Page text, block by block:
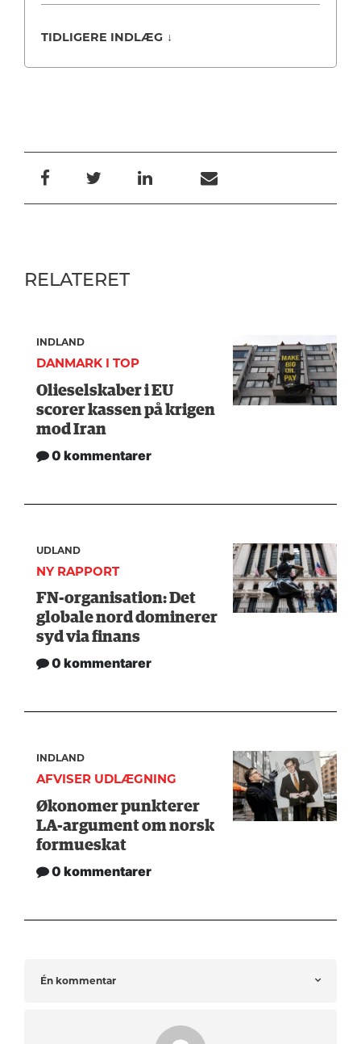
TIDLIGERE INDLÆG ↓
RELATERET
INDLAND
DANMARK I TOP
Olieselskaber i EU
scorer kassen på krigen
mod Iran
0 kommentarer
UDLAND
NY RAPPORT
FN-organisation: Det
globale nord dominerer
syd via finans
0 kommentarer
INDLAND
AFVISER UDLÆGNING
Økonomer punkterer
LA-argument om norsk
formueskat
0 kommentarer
Én kommentar